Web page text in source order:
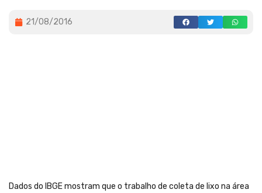
21/08/2016
Dados do IBGE mostram que o trabalho de coleta de lixo na área